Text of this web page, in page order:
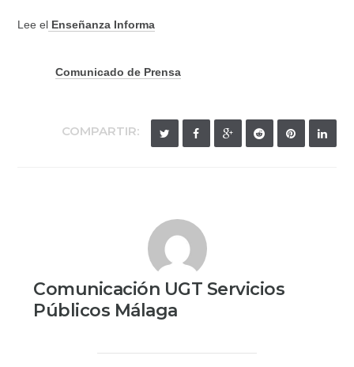
Lee el Enseñanza Informa
Comunicado de Prensa
COMPARTIR:
Comunicación UGT Servicios
Públicos Málaga